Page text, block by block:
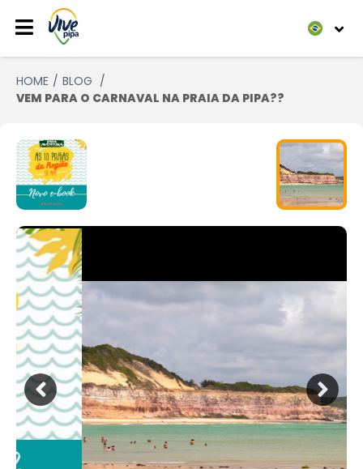
HOME
BLOG
VEM PARA O CARNAVAL NA PRAIA DA PIPA??